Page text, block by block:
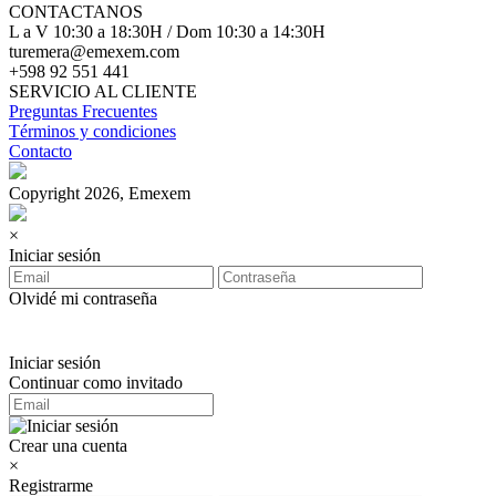
CONTACTANOS
L a V 10:30 a 18:30H / Dom 10:30 a 14:30H
turemera@emexem.com
+598 92 551 441
SERVICIO AL CLIENTE
Preguntas Frecuentes
Términos y condiciones
Contacto
Copyright 2026, Emexem
×
Iniciar sesión
Olvidé mi contraseña
Iniciar sesión
Continuar como invitado
Crear una cuenta
×
Registrarme